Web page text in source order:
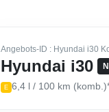
Angebots-ID : Hyundai i30
Hyundai i30
E 6,4 l / 100 km